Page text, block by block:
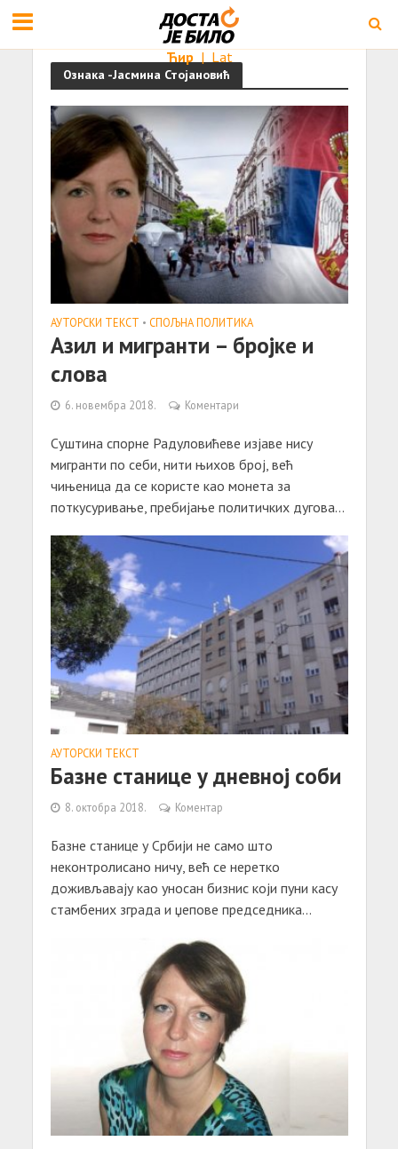
Ћир | Lat
Ознака -Јасмина Стојановић
АУТОРСКИ ТЕКСТ • СПОЉНА ПОЛИТИКА
Азил и мигранти – бројке и
слова
6. новембра 2018. Коментари
Суштина спорне Радуловићеве изјаве нису
мигранти по себи, нити њихов број, већ
чињеница да се користе као монета за
поткусуривање, пребијање политичких дугова...
АУТОРСКИ ТЕКСТ
Базне станице у дневној соби
8. октобра 2018. Коментар
Базне станице у Србији не само што
неконтролисано ничу, већ се неретко
доживљавају као уносан бизнис који пуни касу
стамбених зграда и џепове председника...